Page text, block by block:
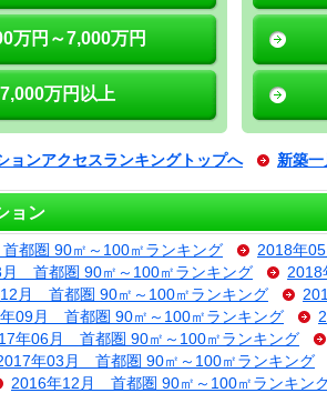
万円～7,000万円
7,000万円以上
ョンアクセスランキングトップへ 新築
ョン
都圏 90㎡～100㎡ランキング
2018年
首都圏 90㎡～100㎡ランキング
2018
月 首都圏 90㎡～100㎡ランキング
09月 首都圏 90㎡～100㎡ランキング
年06月 首都圏 90㎡～100㎡ランキング
年03月 首都圏 90㎡～100㎡ランキング
2016年12月 首都圏 90㎡～100㎡ランキン